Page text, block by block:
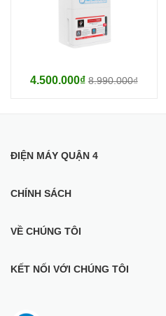
4.500.000₫8.990.000₫
ĐIỆN MÁY QUẬN 4
CHÍNH SÁCH
VỀ CHÚNG TÔI
KẾT NỐI VỚI CHÚNG TÔI